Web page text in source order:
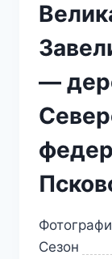
—
Сезон